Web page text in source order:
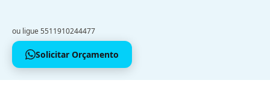
ou ligue 5511910244477
Solicitar Orçamento